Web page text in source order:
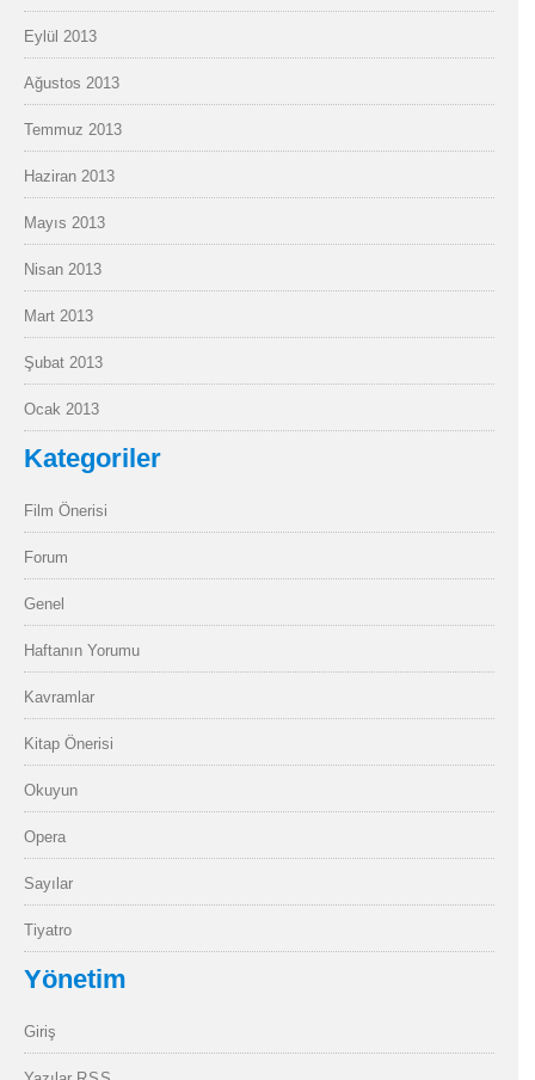
Eylül 2013
Ağustos 2013
Temmuz 2013
Haziran 2013
Mayıs 2013
Nisan 2013
Mart 2013
Şubat 2013
Ocak 2013
Kategoriler
Film Önerisi
Forum
Genel
Haftanın Yorumu
Kavramlar
Kitap Önerisi
Okuyun
Opera
Sayılar
Tiyatro
Yönetim
Giriş